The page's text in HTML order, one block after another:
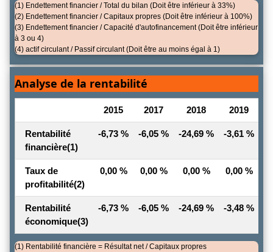
(1) Endettement financier / Total du bilan (Doit être inférieur à 33%)
(2) Endettement financier / Capitaux propres (Doit être inférieur à 100%)
(3) Endettement financier / Capacité d'autofinancement (Doit être inférieur
à 3 ou 4)
(4) actif circulant / Passif circulant (Doit être au moins égal à 1)
Analyse de la rentabilité
2015 2017 2018 2019
Rentabilité
financière(1)
-6,73 % -6,05 % -24,69 % -3,61 %
Taux de
profitabilité(2)
0,00 % 0,00 % 0,00 % 0,00 %
Rentabilité
économique(3)
-6,73 % -6,05 % -24,69 % -3,48 %
(1) Rentabilité financière = Résultat net / Capitaux propres